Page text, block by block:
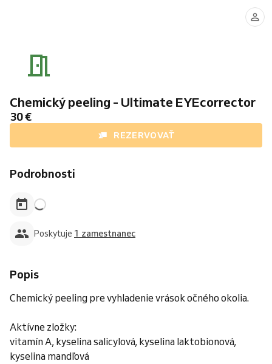
Chemický peeling - Ultimate EYEcorrector
30 €
REZERVOVAŤ
Podrobnosti
Poskytuje 1 zamestnanec
Popis
Chemický peeling pre vyhladenie vrások očného okolia.
Aktívne zložky:
vitamín A, kyselina salicylová, kyselina laktobionová,
kyselina mandľová